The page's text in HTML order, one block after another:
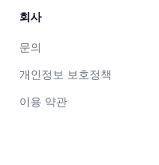
회사
문의
개인정보 보호정책
이용 약관